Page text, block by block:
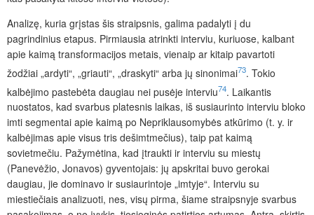
Analizę, kuria grįstas šis straipsnis, galima padalyti į du
pagrindinius etapus. Pirmiausia atrinkti interviu, kuriuose, kalbant
apie kaimą transformacijos metais, vienaip ar kitaip pavartoti
žodžiai „ardyti“, „griauti“, „draskyti“ arba jų sinonimai73. Tokio
kalbėjimo pastebėta daugiau nei pusėje interviu74. Laikantis
nuostatos, kad svarbus platesnis laikas, iš susiaurinto interviu bloko
imti segmentai apie kaimą po Nepriklausomybės atkūrimo (t. y. ir
kalbėjimas apie visus tris dešimt­mečius), taip pat kaimą
sovietmečiu. Pažymėtina, kad įtraukti ir interviu su miestų
(Panevėžio, Jonavos) gyventojais: jų apskritai buvo gerokai
daugiau, jie dominavo ir susiaurintoje „imtyje“. Interviu su
miestiečiais analizuoti, nes, visų pirma, šiame straipsnyje svarbus